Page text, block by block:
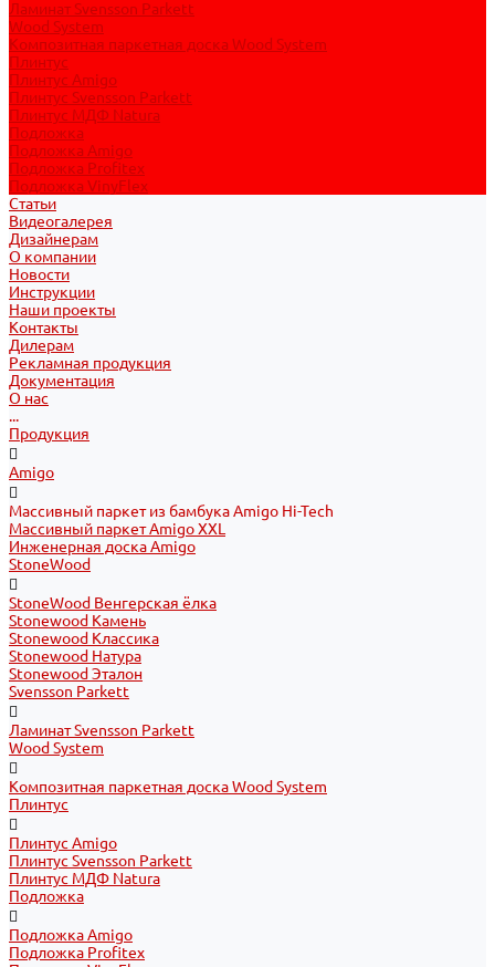
Ламинат Svensson Parkett
Wood System
Композитная паркетная доска Wood System
Плинтус
Плинтус Amigo
Плинтус Svensson Parkett
Плинтус МДФ Natura
Подложка
Подложка Amigo
Подложка Profitex
Подложка VinyFlex
Статьи
Видеогалерея
Дизайнерам
О компании
Новости
Инструкции
Наши проекты
Контакты
Дилерам
Рекламная продукция
Документация
О нас
...
Продукция
Amigo
Массивный паркет из бамбука Amigo Hi-Tech
Массивный паркет Amigo XXL
Инженерная доска Amigo
StoneWood
StoneWood Венгерская ёлка
Stonewood Камень
Stonewood Классика
Stonewood Натура
Stonewood Эталон
Svensson Parkett
Ламинат Svensson Parkett
Wood System
Композитная паркетная доска Wood System
Плинтус
Плинтус Amigo
Плинтус Svensson Parkett
Плинтус МДФ Natura
Подложка
Подложка Amigo
Подложка Profitex